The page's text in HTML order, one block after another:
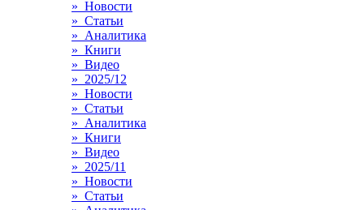
» Новости
» Статьи
» Аналитика
» Книги
» Видео
» 2025/12
» Новости
» Статьи
» Аналитика
» Книги
» Видео
» 2025/11
» Новости
» Статьи